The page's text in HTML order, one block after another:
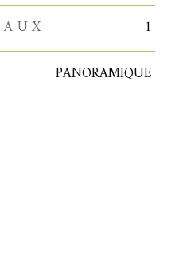
1
PANORAMIQUE